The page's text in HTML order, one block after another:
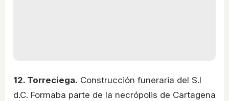
12. Torreciega. Construcción funeraria del S.I
d.C. Formaba parte de la necrópolis de Cartagena